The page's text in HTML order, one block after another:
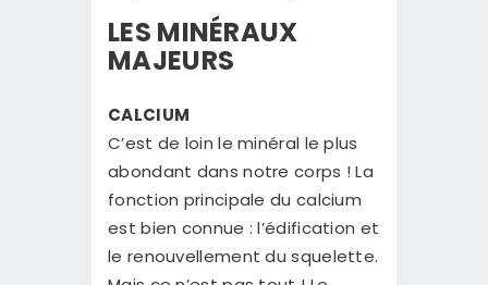
LES MINÉRAUX
MAJEURS
CALCIUM
C’est de loin le minéral le plus
abondant dans notre corps ! La
fonction principale du calcium
est bien connue : l’édification et
le renouvellement du squelette.